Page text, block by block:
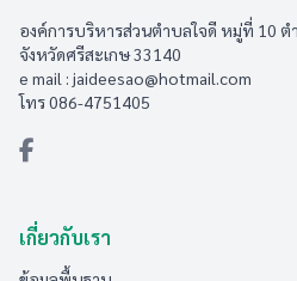
องค์การบริหารส่วนตำบลใจดี หมู่ที่ 10 ต
จังหวัดศรีสะเกษ 33140
e mail : jaideesao@hotmail.com
โทร 086-4751405
เกี่ยวกับเรา